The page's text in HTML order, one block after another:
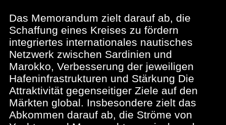
Das Memorandum zielt darauf ab, die
Schaffung eines Kreises zu fördern
integriertes internationales nautisches
Netzwerk zwischen Sardinien und
Marokko, Verbesserung der jeweiligen
Hafeninfrastrukturen und Stärkung Die
Attraktivität gegenseitiger Ziele auf den
Märkten global. Insbesondere zielt das
Abkommen darauf ab, die Ströme von